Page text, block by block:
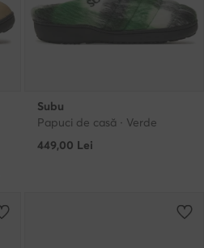
Subu
Papuci de casă · Verde
449,00 Lei